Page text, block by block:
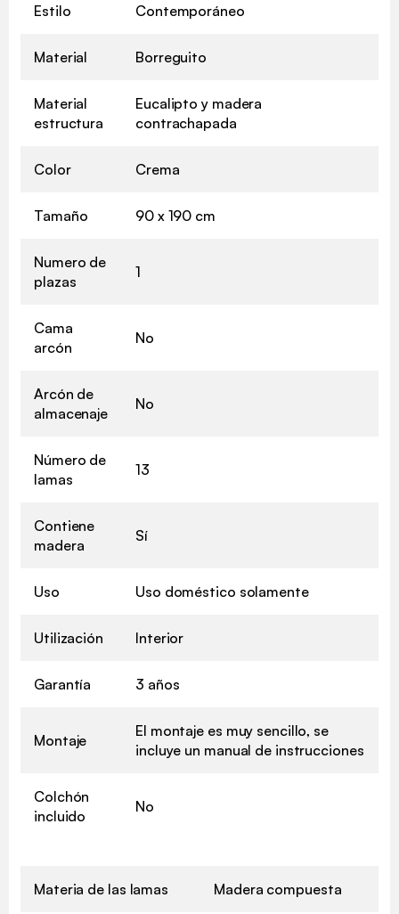
Estilo Contemporáneo
Material Borreguito
Material
estructura
Eucalipto y madera
contrachapada
Color Crema
Tamaño 90 x 190 cm
Numero de
plazas
1
Cama
arcón
No
Arcón de
almacenaje
No
Número de
lamas
13
Contiene
madera
Sí
Uso Uso doméstico solamente
Utilización Interior
Garantía 3 años
Montaje
El montaje es muy sencillo, se
incluye un manual de instrucciones
Colchón
incluido
No
Materia de las lamas Madera compuesta